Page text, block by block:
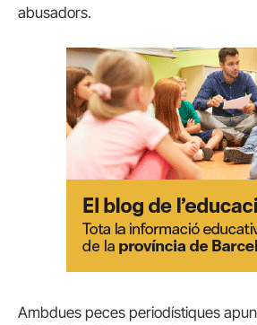
abusadors.
Ambdues peces periodístiques